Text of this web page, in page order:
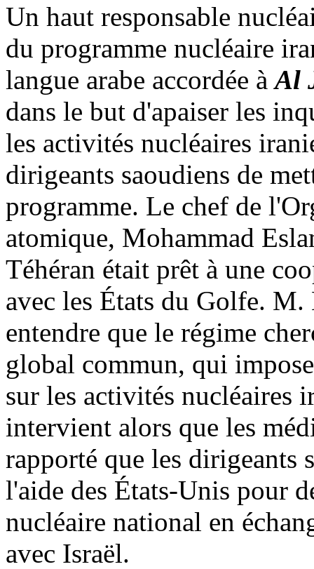
Un haut responsable
du programme nucléaire
langue arabe accordée àAl
dans le but d'apaiser les
les activités nucléaires
dirigeants saoudiens de
programme. Le chef de
atomique, Mohammad
Téhéran était prêt à une
avec les États du Golfe. M.
entendre que le régime
global commun, qui
sur les activités nucléaires
intervient alors que les
rapporté que les dirigeants
l'aide des États-Unis pour
nucléaire national en
avec Israël.